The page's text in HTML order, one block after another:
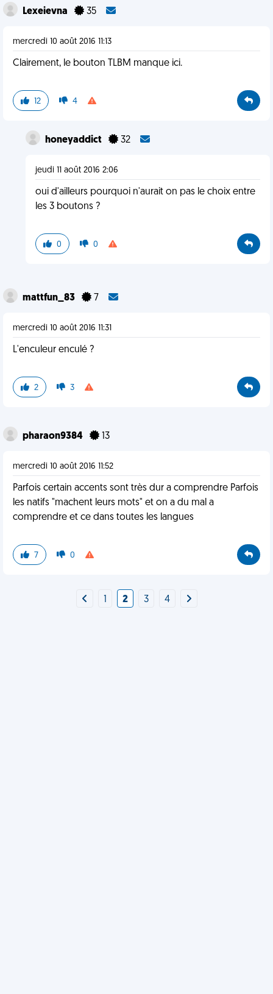
Lexeievna 35
mercredi 10 août 2016 11:13
Clairement, le bouton TLBM manque ici.
12 4
honeyaddict 32
jeudi 11 août 2016 2:06
oui d'ailleurs pourquoi n'aurait on pas le choix entre
les 3 boutons ?
0 0
mattfun_83 7
mercredi 10 août 2016 11:31
L'enculeur enculé ?
2 3
pharaon9384 13
mercredi 10 août 2016 11:52
Parfois certain accents sont très dur a comprendre Parfois
les natifs "machent leurs mots" et on a du mal a
comprendre et ce dans toutes les langues
7 0
2 3 4